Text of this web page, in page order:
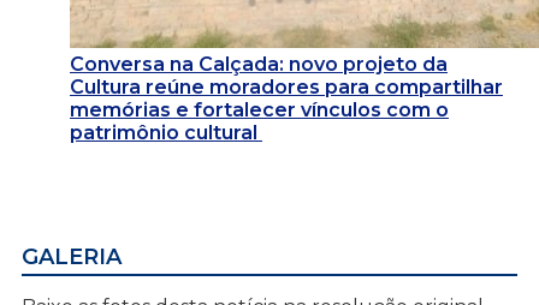
Conversa na Calçada: novo projeto da
Cultura reúne moradores para compartilhar
memórias e fortalecer vínculos com o
patrimônio cultural
GALERIA